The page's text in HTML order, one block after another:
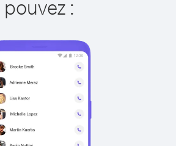
pouvez :